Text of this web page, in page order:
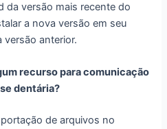
da versão mais recente do
a nova versão em seu
anterior.
recurso para comunicação
dentária?
de arquivos no